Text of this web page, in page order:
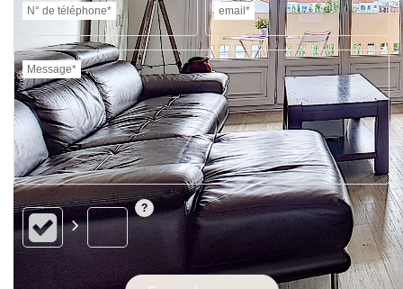
N° de téléphone* email*
Message*